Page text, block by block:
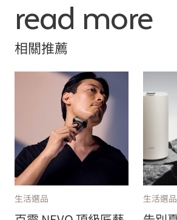
read more
相關推薦
生活選品 生活選品